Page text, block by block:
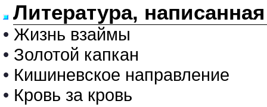
Литература,
• Жизнь взаймы
• Золотой капкан
• Кишиневское направление
• Кровь за кровь